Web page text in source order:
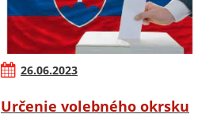
26.06.2023
Určenie volebného okrsku